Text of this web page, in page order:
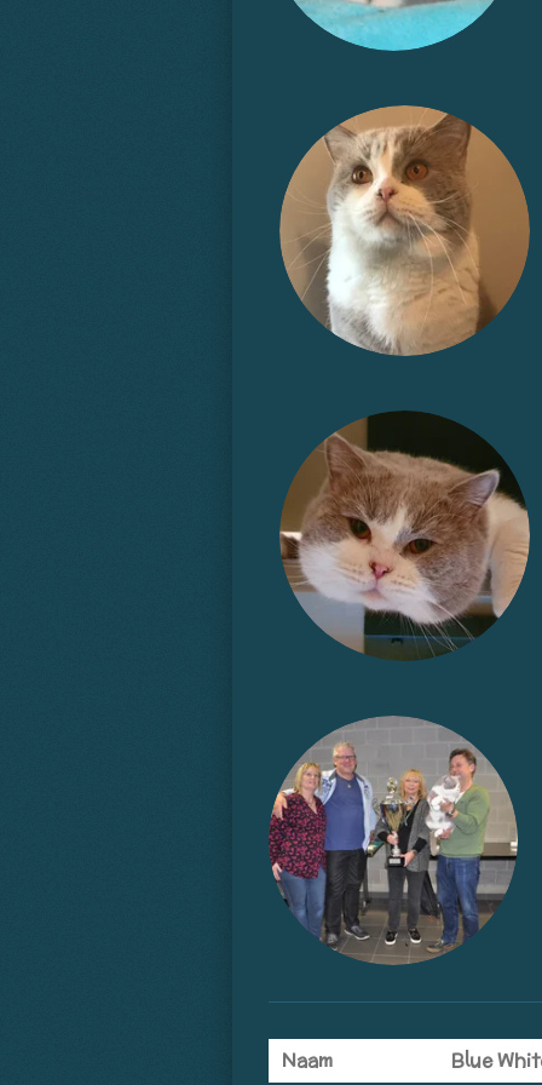
Naam
Blue